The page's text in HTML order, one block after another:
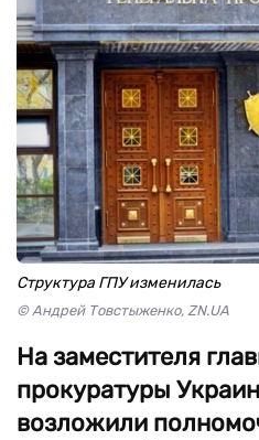
Структура ГПУ изменилась
© Андрей Товстыженко, ZN.UA
На заместителя
прокуратуры
возложили